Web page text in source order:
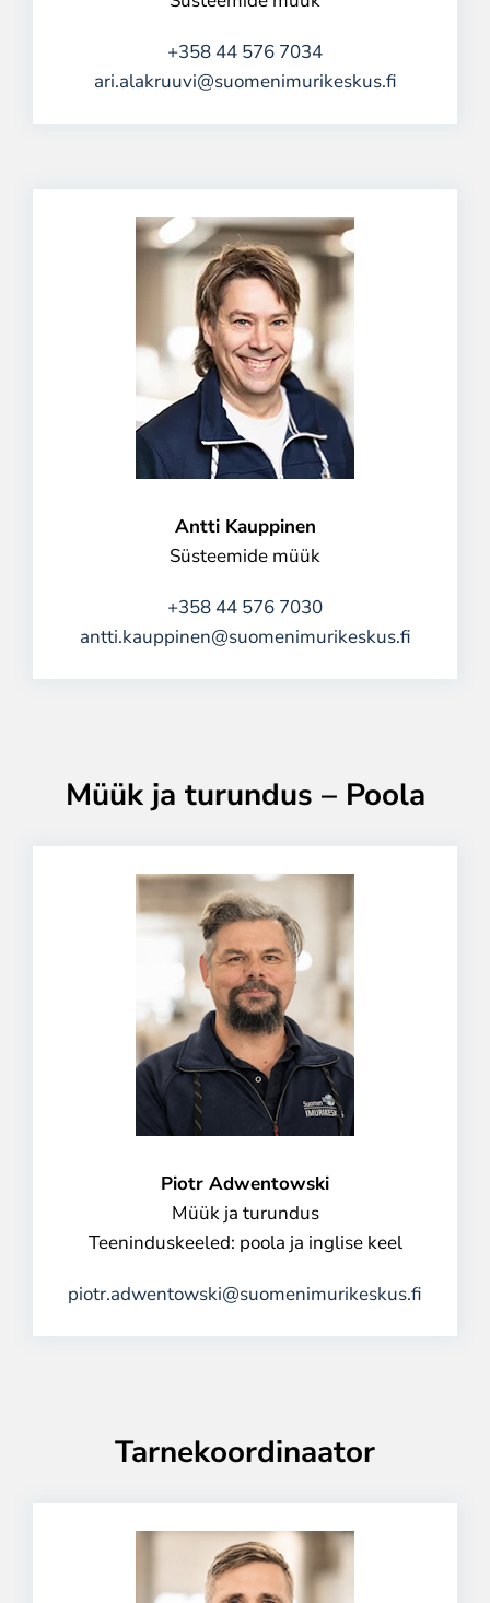
+358 44 576 7034
ari.alakruuvi@suomenimurikeskus.fi
Antti Kauppinen
Süsteemide müük
+358 44 576 7030
antti.kauppinen@suomenimurikeskus.fi
Müük ja turundus – Poola
Piotr Adwentowski
Müük ja turundus
Teeninduskeeled: poola ja inglise keel
piotr.adwentowski@suomenimurikeskus.fi
Tarnekoordinaator